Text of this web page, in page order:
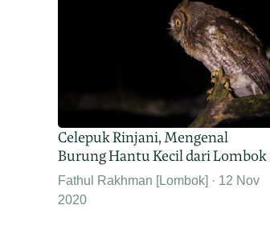
Celepuk Rinjani, Mengenal
Burung Hantu Kecil dari Lombok
Fathul Rakhman [Lombok]
12 Nov
2020